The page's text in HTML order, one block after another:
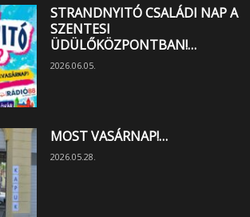
STRANDNYITÓ CSALÁDI NAP A
SZENTESI
ÜDÜLŐKÖZPONTBAN!…
2026.06.05.
MOST VASÁRNAP!…
2026.05.28.